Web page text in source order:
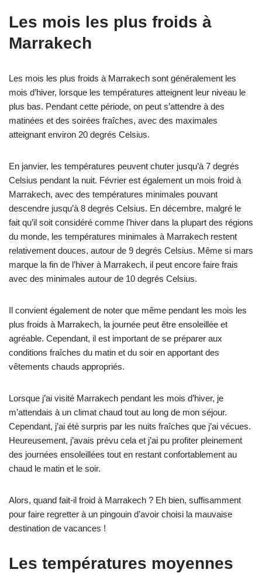
Les mois les plus froids à
Marrakech
Les mois les plus froids à Marrakech sont généralement les
mois d’hiver, lorsque les températures atteignent leur niveau le
plus bas. Pendant cette période, on peut s’attendre à des
matinées et des soirées fraîches, avec des maximales
atteignant environ 20 degrés Celsius.
En janvier, les températures peuvent chuter jusqu’à 7 degrés
Celsius pendant la nuit. Février est également un mois froid à
Marrakech, avec des températures minimales pouvant
descendre jusqu’à 8 degrés Celsius. En décembre, malgré le
fait qu’il soit considéré comme l’hiver dans la plupart des régions
du monde, les températures minimales à Marrakech restent
relativement douces, autour de 9 degrés Celsius. Même si mars
marque la fin de l’hiver à Marrakech, il peut encore faire frais
avec des minimales autour de 10 degrés Celsius.
Il convient également de noter que même pendant les mois les
plus froids à Marrakech, la journée peut être ensoleillée et
agréable. Cependant, il est important de se préparer aux
conditions fraîches du matin et du soir en apportant des
vêtements chauds appropriés.
Lorsque j’ai visité Marrakech pendant les mois d’hiver, je
m’attendais à un climat chaud tout au long de mon séjour.
Cependant, j’ai été surpris par les nuits fraîches que j’ai vécues.
Heureusement, j’avais prévu cela et j’ai pu profiter pleinement
des journées ensoleillées tout en restant confortablement au
chaud le matin et le soir.
Alors, quand fait-il froid à Marrakech ? Eh bien, suffisamment
pour faire regretter à un pingouin d’avoir choisi la mauvaise
destination de vacances !
Les températures moyennes